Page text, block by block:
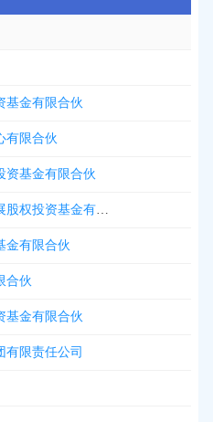
基金有限合伙
有限合伙
资基金有限合伙
江西省文信三号文化产业发展股权投资基金有限合伙
金有限合伙
合伙
基金有限合伙
有限责任公司